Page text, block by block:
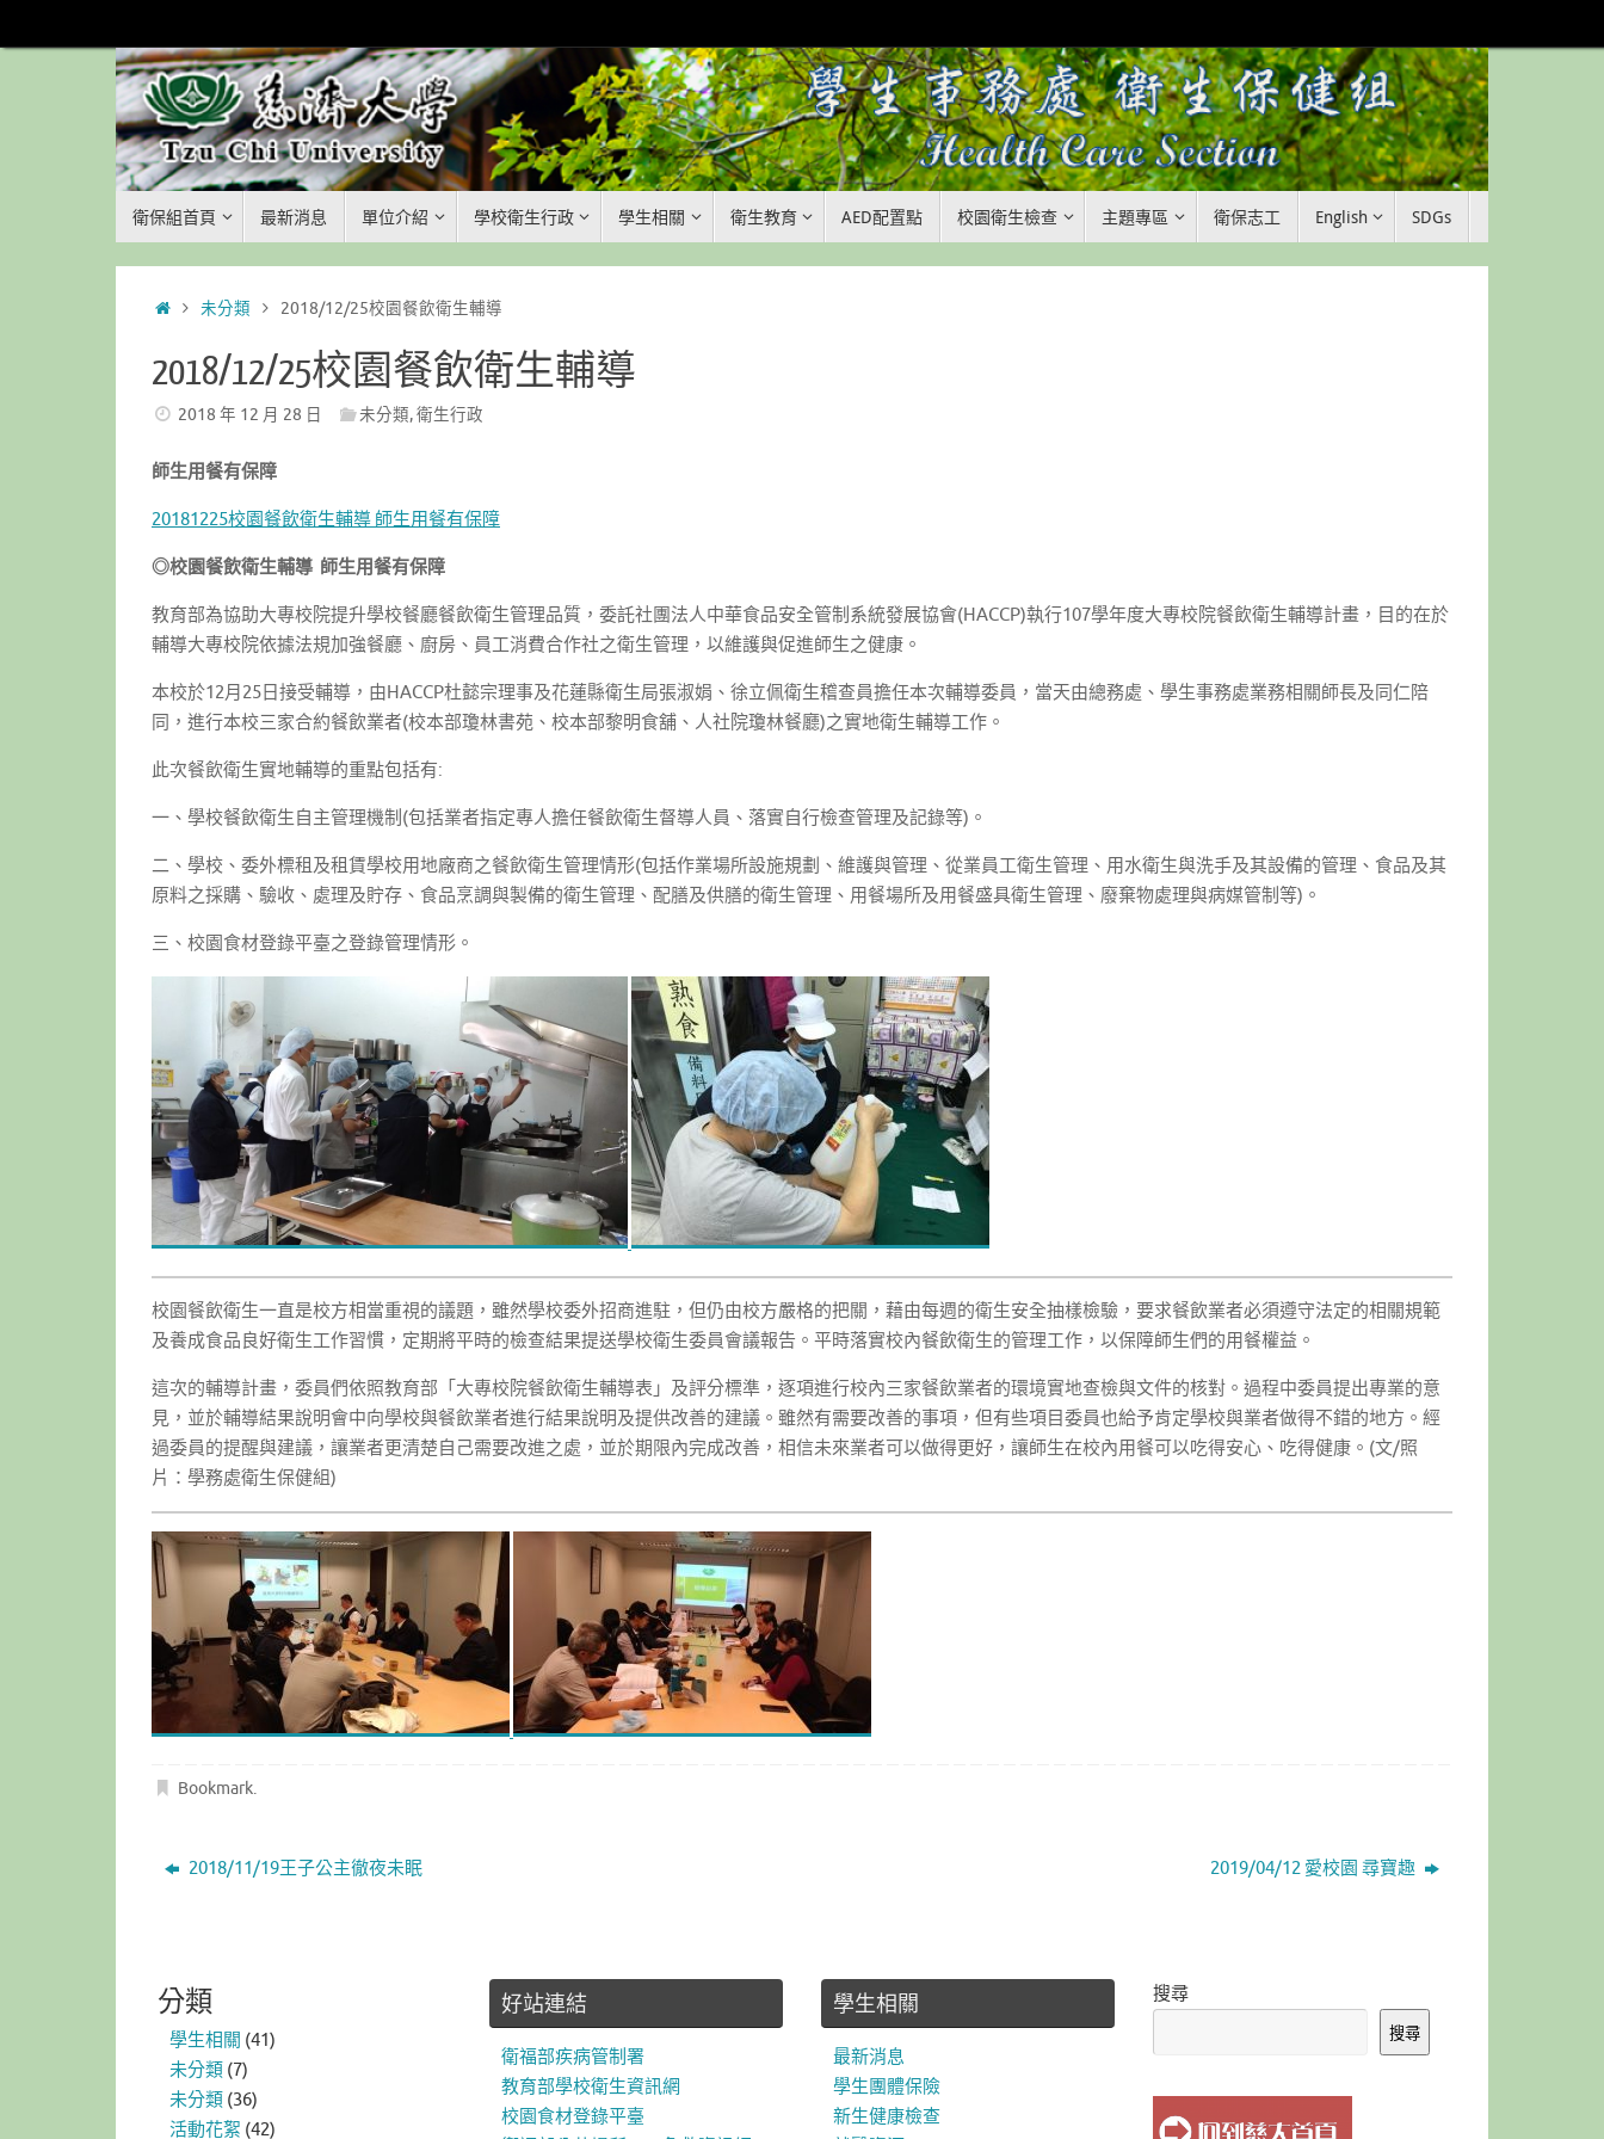
to
衛保組首頁 最新消息 單位介紹 學校衛生行政 學生相關 衛生教育 AED配置點 校園衛生檢查 主題專區 衛保志工 English SDGs
Home未分類 2018/12/25校園餐飲衛生輔導
2018/12/25校園餐飲衛生輔導
2018 年 12 月 28 日 未分類,衛生行政
師生用餐有保障
20181225校園餐飲衛生輔導 師生用餐有保障
◎校園餐飲衛生輔導 師生用餐有保障
教育部為協助大專校院提升學校餐廳餐飲衛生管理品質，委託社團法人中華食品安全管制系統發展協會(HACCP)執行107學年度大專校院餐飲衛生輔導計畫，目的在於
輔導大專校院依據法規加強餐廳、廚房、員工消費合作社之衛生管理，以維護與促進師生之健康。
本校於12月25日接受輔導，由HACCP杜懿宗理事及花蓮縣衛生局張淑娟、徐立佩衛生稽查員擔任本次輔導委員，當天由總務處、學生事務處業務相關師長及同仁陪
同，進行本校三家合約餐飲業者(校本部瓊林書苑、校本部黎明食舖、人社院瓊林餐廳)之實地衛生輔導工作。
此次餐飲衛生實地輔導的重點包括有:
一、學校餐飲衛生自主管理機制(包括業者指定專人擔任餐飲衛生督導人員、落實自行檢查管理及記錄等)。
二、學校、委外標租及租賃學校用地廠商之餐飲衛生管理情形(包括作業場所設施規劃、維護與管理、從業員工衛生管理、用水衛生與洗手及其設備的管理、食品及其
原料之採購、驗收、處理及貯存、食品烹調與製備的衛生管理、配膳及供膳的衛生管理、用餐場所及用餐盛具衛生管理、廢棄物處理與病媒管制等)。
三、校園食材登錄平臺之登錄管理情形。
校園餐飲衛生一直是校方相當重視的議題，雖然學校委外招商進駐，但仍由校方嚴格的把關，藉由每週的衛生安全抽樣檢驗，要求餐飲業者必須遵守法定的相關規範
及養成食品良好衛生工作習慣，定期將平時的檢查結果提送學校衛生委員會議報告。平時落實校內餐飲衛生的管理工作，以保障師生們的用餐權益。
這次的輔導計畫，委員們依照教育部「大專校院餐飲衛生輔導表」及評分標準，逐項進行校內三家餐飲業者的環境實地查檢與文件的核對。過程中委員提出專業的意
見，並於輔導結果說明會中向學校與餐飲業者進行結果說明及提供改善的建議。雖然有需要改善的事項，但有些項目委員也給予肯定學校與業者做得不錯的地方。經
過委員的提醒與建議，讓業者更清楚自己需要改進之處，並於期限內完成改善，相信未來業者可以做得更好，讓師生在校內用餐可以吃得安心、吃得健康。(文/照
片：學務處衛生保健組)
Bookmark.
2018/11/19王子公主徹夜未眠 2019/04/12 愛校園 尋寶趣
分類
學生相關 (41)
未分類 (7)
未分類 (36)
活動花絮 (42)
好站連結
衛福部疾病管制署
教育部學校衛生資訊網
校園食材登錄平臺
學生相關
最新消息
學生團體保險
新生健康檢查
搜尋
搜尋